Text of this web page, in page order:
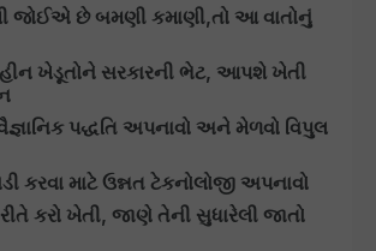
જોઈએ છે બમણી કમાણી,તો આ વાતોનું
ખેડૂતોને સરકારની ભેટ, આપશે ખેતી
પદ્ધતિ અપનાવો અને મેળવો વિપુલ
કરવા માટે ઉન્નત ટેકનોલોજી અપનાવો
કરો ખેતી, જાણે તેની સુધારેલી જાતો